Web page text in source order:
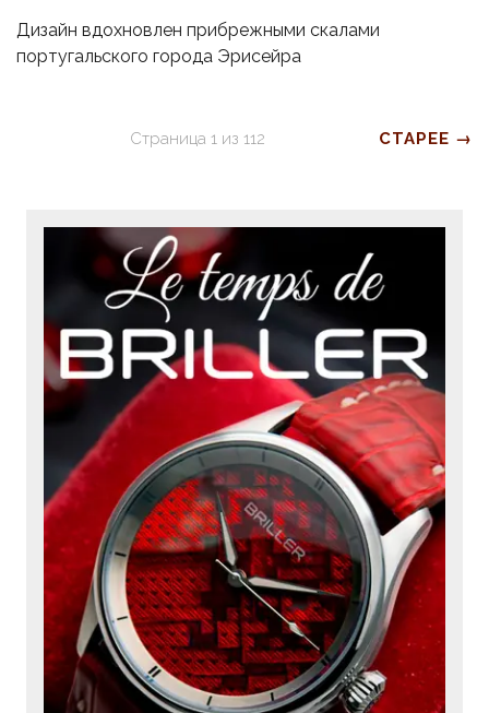
Дизайн вдохновлен прибрежными скалами
португальского города Эрисейра
Страница 1 из 112 СТАРЕЕ →